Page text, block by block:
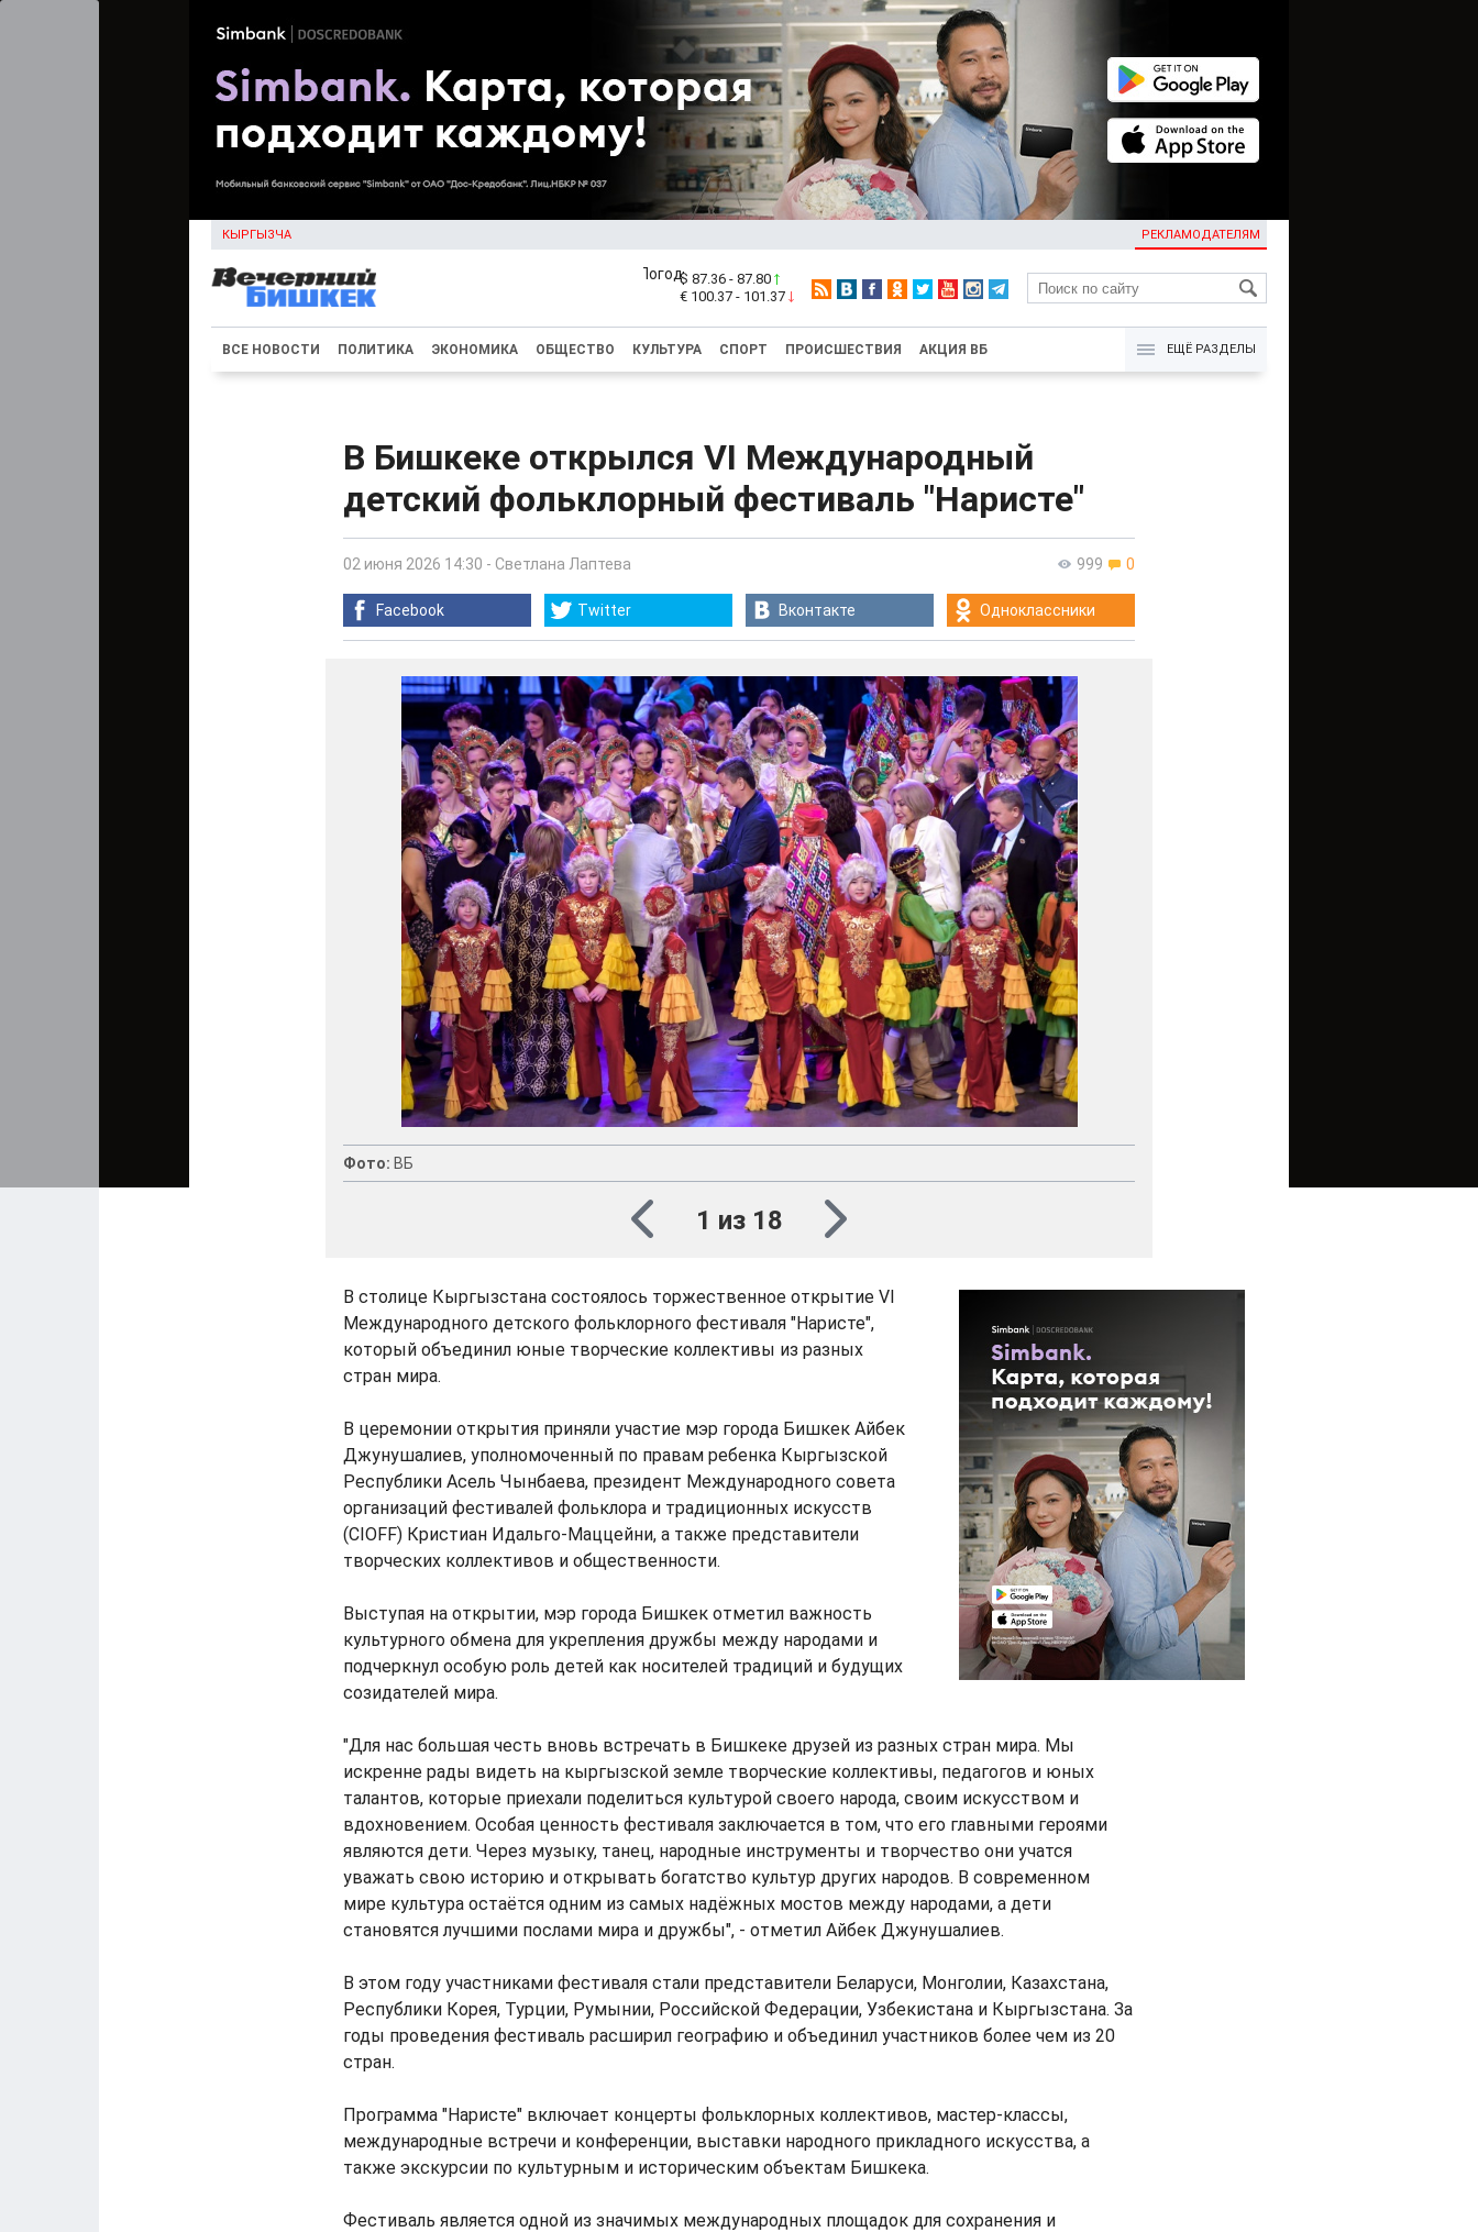
КЫРГЫЗЧА РЕКЛАМОДАТЕЛЯМ
KG
$ 87.36 - 87.80
€ 100.37 - 101.37
ВСЕ НОВОСТИ ПОЛИТИКА ЭКОНОМИКА ОБЩЕСТВО КУЛЬТУРА СПОРТ ПРОИСШЕСТВИЯ АКЦИЯ ВБ ЕЩЁ РАЗДЕЛЫ
В Бишкеке открылся VI Международный
детский фольклорный фестиваль "Наристе"
999 0
02 июня 2026 14:30 - Светлана Лаптева
Facebook Twitter Вконтакте Одноклассники
Фото: ВБ
1 из 18
В столице Кыргызстана состоялось торжественное открытие VI
Международного детского фольклорного фестиваля "Наристе",
который объединил юные творческие коллективы из разных
стран мира.
В церемонии открытия приняли участие мэр города Бишкек Айбек
Джунушалиев, уполномоченный по правам ребенка Кыргызской
Республики Асель Чынбаева, президент Международного совета
организаций фестивалей фольклора и традиционных искусств
(CIOFF) Кристиан Идальго-Маццейни, а также представители
творческих коллективов и общественности.
Выступая на открытии, мэр города Бишкек отметил важность
культурного обмена для укрепления дружбы между народами и
подчеркнул особую роль детей как носителей традиций и будущих
созидателей мира.
"Для нас большая честь вновь встречать в Бишкеке друзей из разных стран мира. Мы
искренне рады видеть на кыргызской земле творческие коллективы, педагогов и юных
талантов, которые приехали поделиться культурой своего народа, своим искусством и
вдохновением. Особая ценность фестиваля заключается в том, что его главными героями
являются дети. Через музыку, танец, народные инструменты и творчество они учатся
уважать свою историю и открывать богатство культур других народов. В современном
мире культура остаётся одним из самых надёжных мостов между народами, а дети
становятся лучшими послами мира и дружбы", - отметил Айбек Джунушалиев.
В этом году участниками фестиваля стали представители Беларуси, Монголии, Казахстана,
Республики Корея, Турции, Румынии, Российской Федерации, Узбекистана и Кыргызстана. За
годы проведения фестиваль расширил географию и объединил участников более чем из 20
стран.
Программа "Наристе" включает концерты фольклорных коллективов, мастер-классы,
международные встречи и конференции, выставки народного прикладного искусства, а
также экскурсии по культурным и историческим объектам Бишкека.
Фестиваль является одной из значимых международных площадок для сохранения и